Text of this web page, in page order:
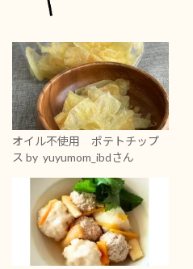
オイル不使用 ポテトチップ
ス by yuyumom_ibdさん